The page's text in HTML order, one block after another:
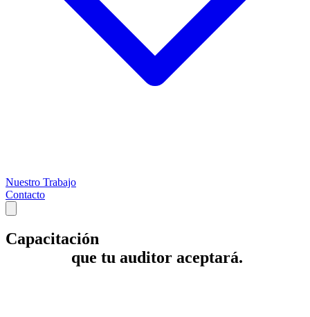
Nuestro Trabajo
Contacto
Capacitación
que tu auditor aceptará.